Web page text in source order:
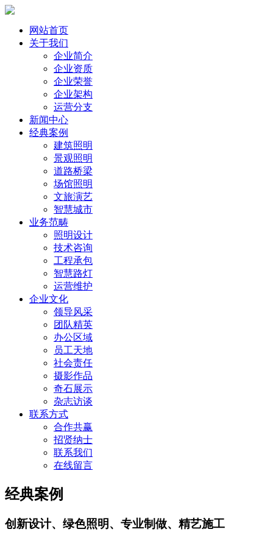
网站首页
关于我们
企业简介
企业资质
企业荣誉
企业架构
运营分支
新闻中心
经典案例
建筑照明
景观照明
道路桥梁
场馆照明
文旅演艺
智慧城市
业务范畴
照明设计
技术咨询
工程承包
智慧路灯
运营维护
企业文化
领导风采
团队精英
办公区域
员工天地
社会责任
摄影作品
奇石展示
杂志访谈
联系方式
合作共赢
招贤纳士
联系我们
在线留言
经典案例
创新设计、绿色照明、专业制做、精艺施工